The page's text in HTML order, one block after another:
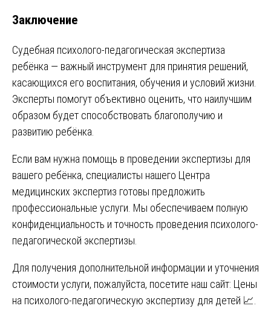
Заключение
Судебная психолого-педагогическая экспертиза
ребёнка — важный инструмент для принятия решений,
касающихся его воспитания, обучения и условий жизни.
Эксперты помогут объективно оценить, что наилучшим
образом будет способствовать благополучию и
развитию ребёнка.
Если вам нужна помощь в проведении экспертизы для
вашего ребёнка, специалисты нашего Центра
медицинских экспертиз готовы предложить
профессиональные услуги. Мы обеспечиваем полную
конфиденциальность и точность проведения психолого-
педагогической экспертизы.
Для получения дополнительной информации и уточнения
стоимости услуги, пожалуйста, посетите наш сайт: Цены
на психолого-педагогическую экспертизу для детей 📈.